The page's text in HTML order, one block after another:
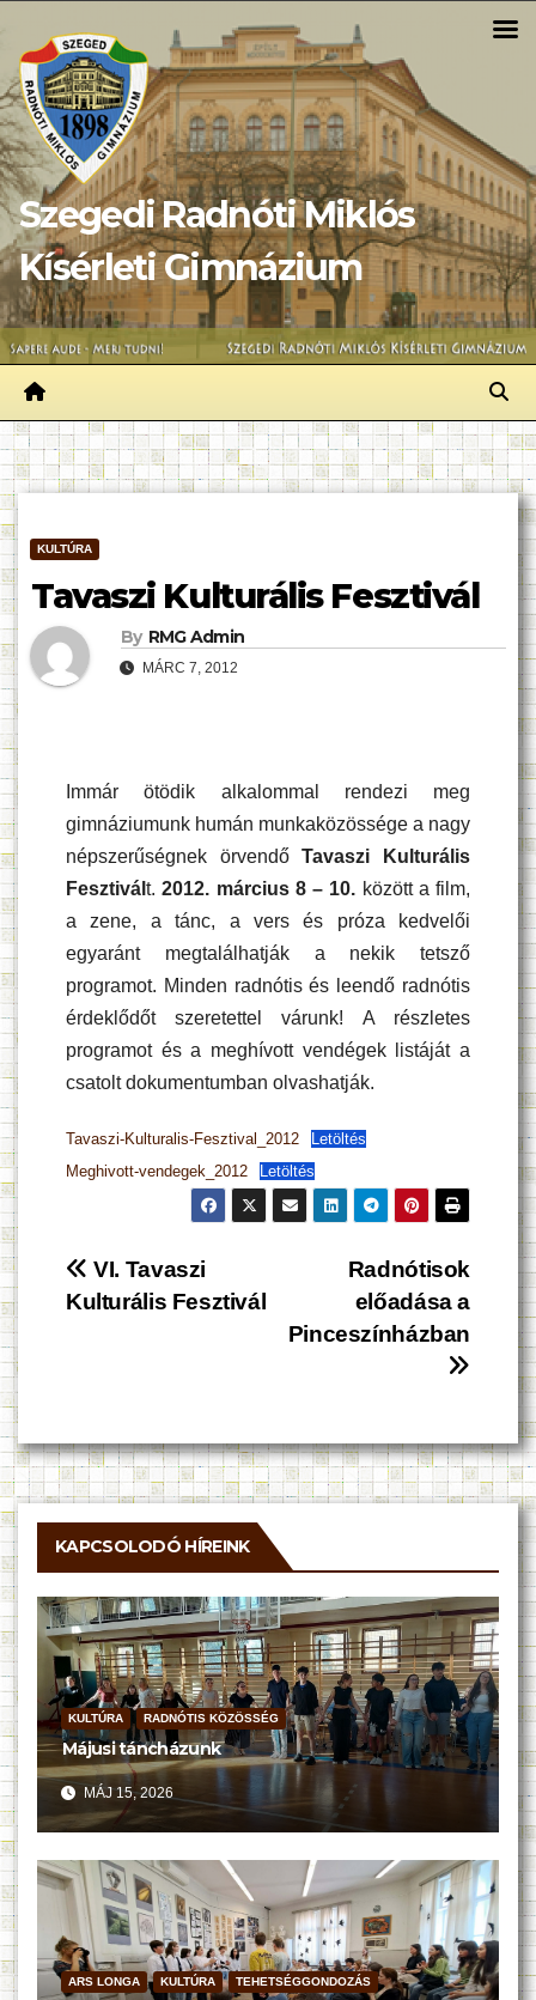
content
Szegedi Radnóti Miklós
Kísérleti Gimnázium
KULTÚRA
Tavaszi Kulturális Fesztivál
By RMG Admin
MÁRC 7, 2012
Immár ötödik alkalommal rendezi meg
gimnáziumunk humán munkaközössége a nagy
népszerűségnek örvendőTavaszi Kulturális
Fesztivál t.2012. március 8 – 10. között a film,
a zene, a tánc, a vers és próza kedvelői
egyaránt megtalálhatják a nekik tetsző
programot. Minden radnótis és leendő radnótis
érdeklődőt szeretettel várunk! A részletes
programot és a meghívott vendégek listáját a
csatolt dokumentumban olvashatják.
Tavaszi-Kulturalis-Fesztival_2012
Letöltés
Meghivott-vendegek_2012
Letöltés
Bejegyzés
Radnótisok
előadása a
Pinceszínházban
VI. Tavaszi
Kulturális Fesztivál
KAPCSOLODÓ HÍREINK
KULTÚRA RADNÓTIS KÖZÖSSÉG
Májusi táncházunk
MÁJ 15, 2026
ARS LONGA KULTÚRA TEHETSÉGGONDOZÁS